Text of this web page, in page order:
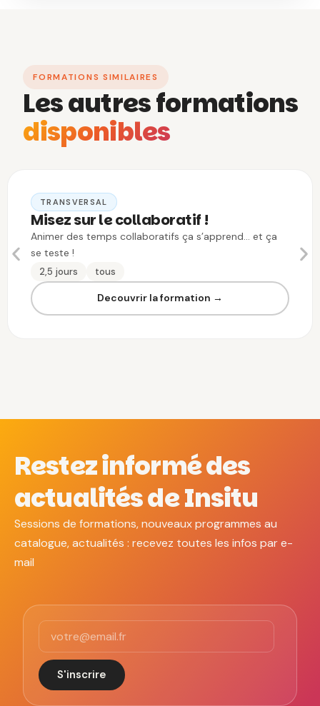
FORMATIONS SIMILAIRES
Les autres formations
disponibles
TRANSVERSAL
Misez sur le collaboratif !
Animer des temps collaboratifs ça s’apprend… et ça
se teste !
2,5 jours tous
Decouvrir la formation →
Restez informé des
actualités de Insitu
Sessions de formations, nouveaux programmes au
catalogue, actualités : recevez toutes les infos par e-
mail
S'inscrire